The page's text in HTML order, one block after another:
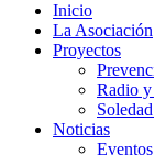
Inicio
La Asociación
Proyectos
Radio y
Noticias
Eventos